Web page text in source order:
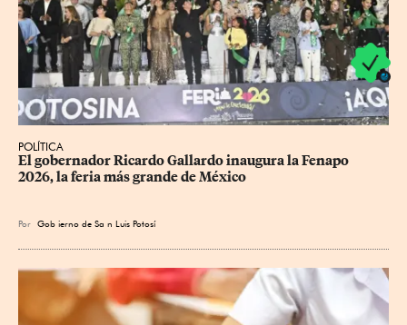
POLÍTICA
​El gobernador Ricardo Gallardo inaugura la Fenapo
2026, la feria más grande de México
Por Gob ierno de Sa n Luis Potosí